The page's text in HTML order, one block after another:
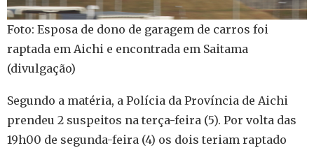
Foto: Esposa de dono de garagem de carros foi
raptada em Aichi e encontrada em Saitama
(divulgação)
Segundo a matéria, a Polícia da Província de Aichi
prendeu 2 suspeitos na terça-feira (5). Por volta das
19h00 de segunda-feira (4) os dois teriam raptado